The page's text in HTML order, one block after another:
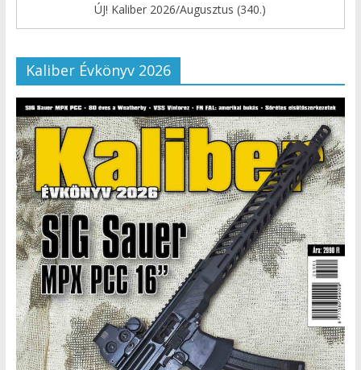
ÚJ! Kaliber 2026/Augusztus (340.)
Kaliber Évkönyv 2026